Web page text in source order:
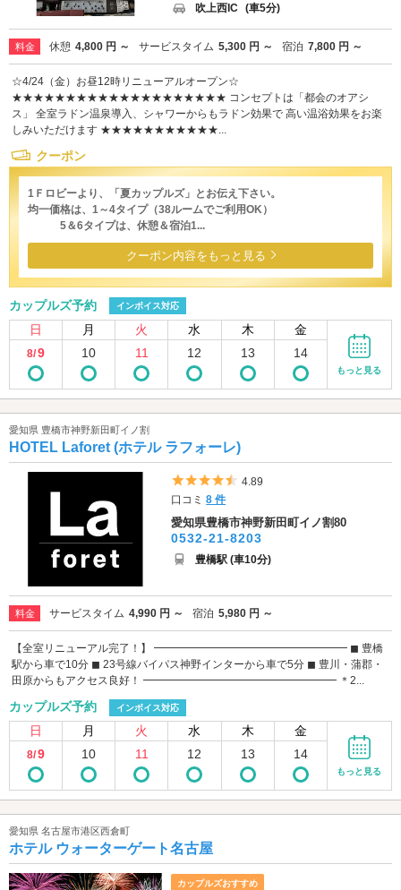
吹上西IC (車5分)
料金 休憩 4,800 円 ～ サービスタイム 5,300 円 ～ 宿泊 7,800 円 ～
☆4/24（金）お昼12時リニューアルオープン☆
★★★★★★★★★★★★★★★★★★★★ コンセプトは「都会のオアシ
ス」 全室ラドン温泉導入、シャワーからもラドン効果で 高い温浴効果をお楽
しみいただけます ★★★★★★★★★★★...
クーポン
1Ｆロビーより、「夏カップルズ」とお伝え下さい。
均一価格は、1～4タイプ（38ルームでご利用OK）
5＆6タイプは、休憩＆宿泊1...
クーポン内容をもっと見る
カップルズ予約 インボイス対応
日 月 火 水 木 金
8/9 10 11 12 13 14
もっと見る
愛知県 豊橋市神野新田町イノ割
HOTEL Laforet (ホテル ラフォーレ)
5つ星のうち4.5
4.89
口コミ8 件
愛知県豊橋市神野新田町イノ割80
0532-21-8203
豊橋駅 (車10分)
料金 サービスタイム 4,990 円 ～ 宿泊 5,980 円 ～
【全室リニューアル完了！】 ━━━━━━━━━━━━━━━━━━ ◼︎ 豊橋
駅から車で10分 ◼︎ 23号線バイパス神野インターから車で5分 ◼︎ 豊川・蒲郡・
田原からもアクセス良好！ ━━━━━━━━━━━━━━━━━━ ＊2...
カップルズ予約 インボイス対応
日 月 火 水 木 金
8/9 10 11 12 13 14
もっと見る
愛知県 名古屋市港区西倉町
ホテル ウォーターゲート名古屋
カップルズおすすめ